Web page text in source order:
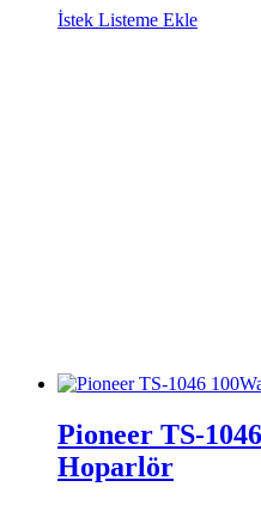
İstek Listeme Ekle
Pioneer TS-
Hoparlör